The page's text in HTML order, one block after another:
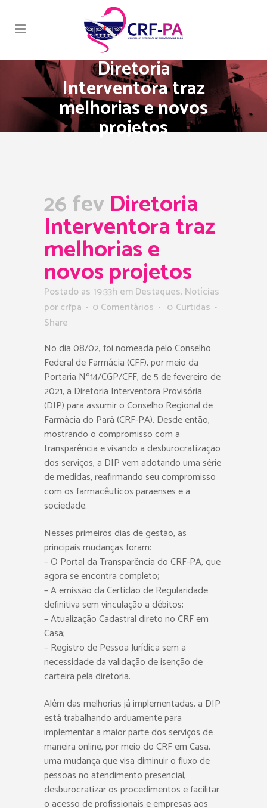
Diretoria
Interventora traz
melhorias e novos
projetos
26 fev Diretoria
Interventora traz
melhorias e
novos projetos
Postado as 19:33h emDestaques, Notícias
porcrfpa 0 Comentários 0 Curtidas
Share
No dia 08/02, foi nomeada pelo Conselho
Federal de Farmácia (CFF), por meio da
Portaria Nº14/CGP/CFF, de 5 de fevereiro de
2021, a Diretoria Interventora Provisória
(DIP) para assumir o Conselho Regional de
Farmácia do Pará (CRF-PA). Desde então,
mostrando o compromisso com a
transparência e visando a desburocratização
dos serviços, a DIP vem adotando uma série
de medidas, reafirmando seu compromisso
com os farmacêuticos paraenses e a
sociedade.
Nesses primeiros dias de gestão, as
principais mudanças foram:
– O Portal da Transparência do CRF-PA, que
agora se encontra completo;
– A emissão da Certidão de Regularidade
definitiva sem vinculação a débitos;
– Atualização Cadastral direto no CRF em
Casa;
– Registro de Pessoa Jurídica sem a
necessidade da validação de isenção de
carteira pela diretoria.
Além das melhorias já implementadas, a DIP
está trabalhando arduamente para
implementar a maior parte dos serviços de
maneira online, por meio do CRF em Casa,
uma mudança que visa diminuir o fluxo de
pessoas no atendimento presencial,
desburocratizar os procedimentos e facilitar
o acesso de profissionais e empresas aos